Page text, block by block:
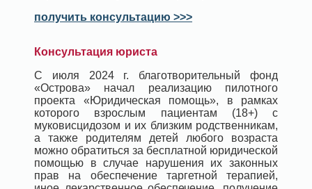
получить консультацию >>>
Консультация юриста
С июля 2024 г. благотворительный фонд
«Острова» начал реализацию пилотного
проекта «Юридическая помощь», в рамках
которого взрослым пациентам (18+) с
муковисцидозом и их близким родственникам,
а также родителям детей любого возраста
можно обратиться за бесплатной юридической
помощью в случае нарушения их законных
прав на обеспечение таргетной терапией,